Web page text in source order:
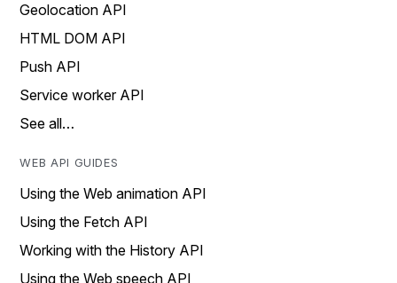
Geolocation API
HTML DOM API
Push API
Service worker API
See all…
WEB API GUIDES
Using the Web animation API
Using the Fetch API
Working with the History API
Using the Web speech API